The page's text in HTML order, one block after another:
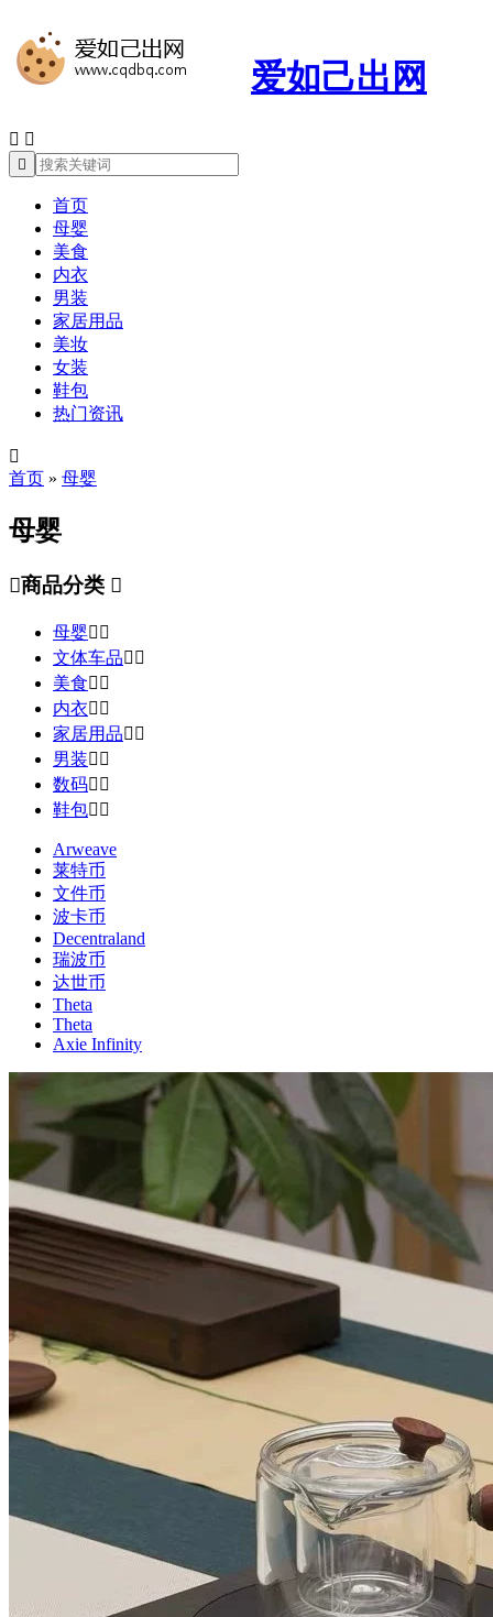
爱如己出网
 

首页
母婴
美食
内衣
男装
家居用品
美妆
女装
鞋包
热门资讯

首页 » 母婴
母婴
商品分类 
母婴 
文体车品 
美食 
内衣 
家居用品 
男装 
数码 
鞋包 
Arweave
莱特币
文件币
波卡币
Decentraland
瑞波币
达世币
Theta
Theta
Axie Infinity